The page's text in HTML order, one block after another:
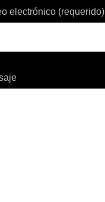
electrónico (requerido)